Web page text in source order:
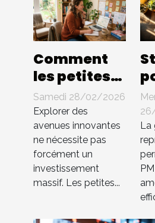
Comment
les petites
entreprises
peuvent-
elles
innover
sans gros
budget ?
Samedi 28/02/2026
Explorer des
avenues innovantes
ne nécessite pas
forcément un
investissement
massif. Les petites...
La